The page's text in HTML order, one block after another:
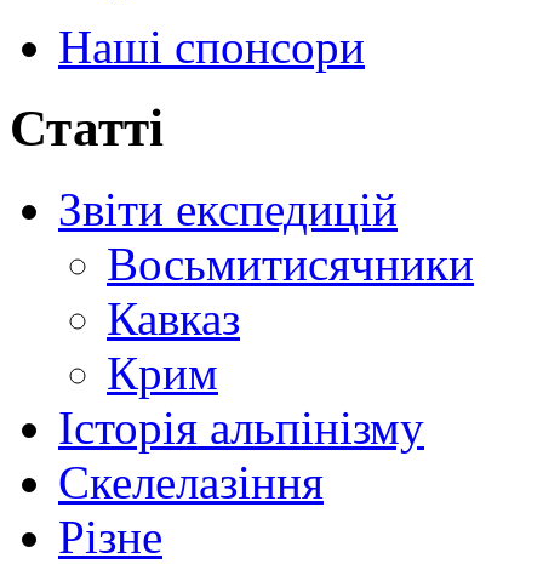
Наші спонсори
Статті
Звіти експедицій
Восьмитисячники
Кавказ
Крим
Історія альпінізму
Скелелазіння
Різне